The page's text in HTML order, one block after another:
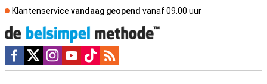
Klantenservice vandaag geopend vanaf 09.00 uur
Social media